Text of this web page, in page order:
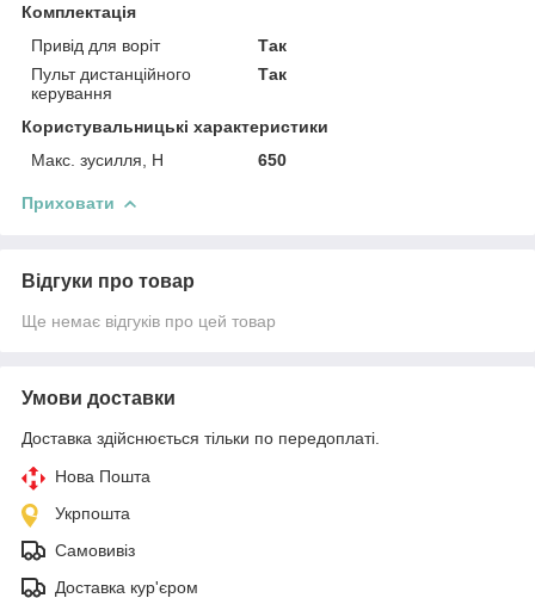
Комплектація
Привід для воріт
Так
Пульт дистанційного
керування
Так
Користувальницькі характеристики
Макс. зусилля, Н
650
Приховати
Відгуки про товар
Ще немає відгуків про цей товар
Умови доставки
Доставка здійснюється тільки по передоплаті.
Нова Пошта
Укрпошта
Самовивіз
Доставка кур'єром